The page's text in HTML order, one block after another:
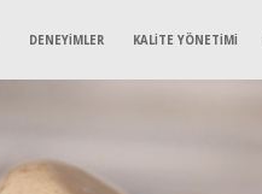
DENEYİMLER KALİTE YÖNETİMİ